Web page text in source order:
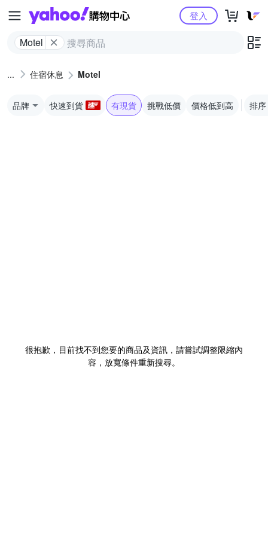
Yahoo購物中心
Motel
登入
住宿休息 Motel
品牌 快速到貨 有現貨 挑戰低價 價格低到高 排序
很抱歉，目前找不到您要的商品及資訊，請嘗試調整限縮內
容，放寬條件重新搜尋。